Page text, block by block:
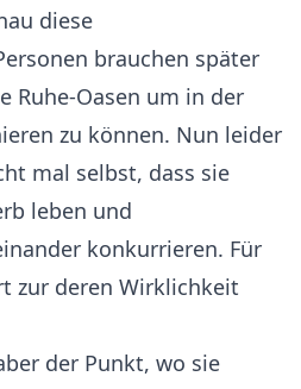
diese
brauchen später
Ruhe-Oasen um in der
zu können. Nun leider
mal selbst, dass sie
leben und
konkurrieren. Für
zur deren Wirklichkeit
der Punkt, wo sie